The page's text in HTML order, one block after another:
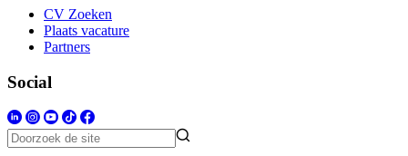
CV Zoeken
Plaats vacature
Partners
Social